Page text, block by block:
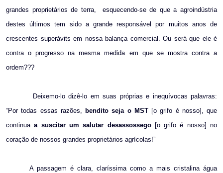
grandes proprietários de terra,
esquecendo-se de que a agroindústria
destes últimos tem sido a grande responsável por muitos anos de
crescentes superávits em nossa balança comercial. Ou será que ele é
contra o progresso na mesma medida em que se mostra contra a
ordem???
Deixemo-lo dizê-lo em suas próprias e inequívocas palavras:
“Por todas essas razões, bendito seja o MST [o grifo é nosso], que
continuaa suscitar um salutar desassossego[o grifo é nosso] no
coração de nossos grandes proprietários agrícolas!”
A passagem é clara, claríssima como a mais cristalina água